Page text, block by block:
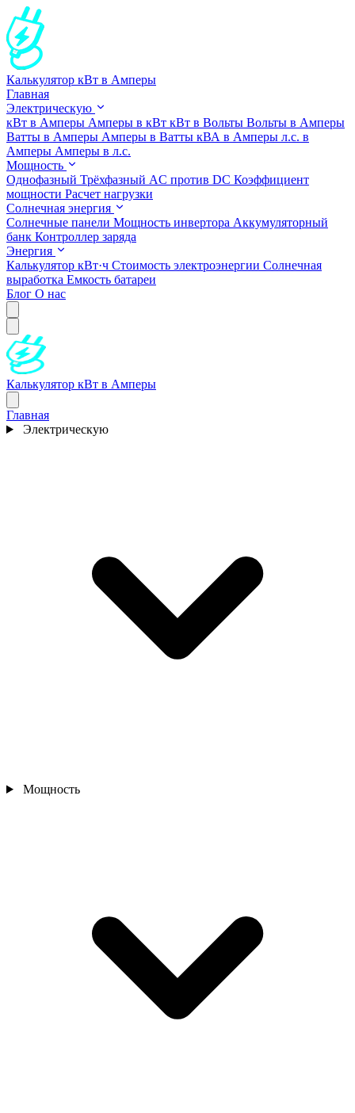
Калькулятор кВт в Амперы
Главная
Электрическую
кВт в Амперы Амперы в кВт кВт в Вольты Вольты в Амперы
Ватты в Амперы Амперы в Ватты кВА в Амперы л.с. в
Амперы Амперы в л.с.
Мощность
Однофазный Трёхфазный AC против DC Коэффициент
мощности Расчет нагрузки
Солнечная энергия
Солнечные панели Мощность инвертора Аккумуляторный
банк Контроллер заряда
Энергия
Калькулятор кВт·ч Стоимость электроэнергии Солнечная
выработка Емкость батареи
Блог О нас
Калькулятор кВт в Амперы
Главная
Электрическую
Мощность